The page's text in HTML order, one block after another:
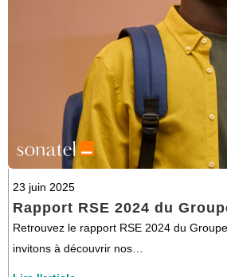
23 juin 2025
Rapport RSE 2024 du
Retrouvez le rapport RSE 2024 du
invitons à découvrir nos…